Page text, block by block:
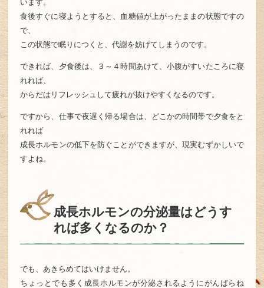
います。
食後すぐに寝ようとすると、血糖値が上がったままの状態ですの
で、
この状態で眠りにつくと、代謝を妨げてしまうのです。
できれば、夕食後は、３～４時間あけて、小腹がすいたころに寝
れれば、
からだはリフレッシュして疲れが抜けやすくなるのです。
ですから、仕事で夜遅く帰る場合は、どこかの時間帯で夕食をと
れれば
成長ホルモンの低下を防ぐことができますが、現実むずかしいで
すよね。
成長ホルモンの分泌量はどうす
れば多くなるのか？
でも、あきらめてはいけません。
ちょっとでも多く成長ホルモンが分泌されるようにがんばらね